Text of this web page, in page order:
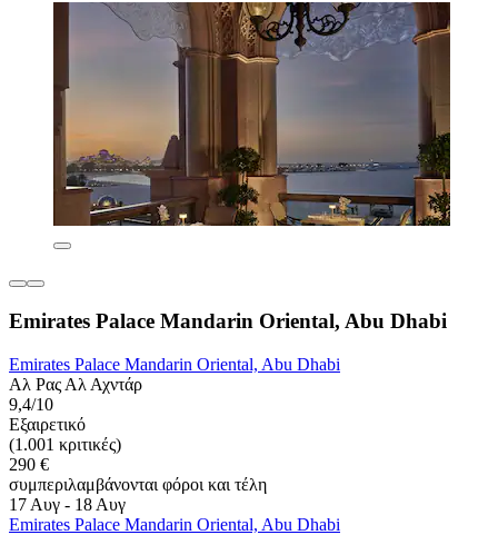
Emirates Palace Mandarin Oriental, Abu Dhabi
Emirates Palace Mandarin Oriental, Abu Dhabi
Αλ Ρας Αλ Αχντάρ
9,4/10
Εξαιρετικό
(1.001 κριτικές)
290 €
συμπεριλαμβάνονται φόροι και τέλη
17 Αυγ - 18 Αυγ
Emirates Palace Mandarin Oriental, Abu Dhabi